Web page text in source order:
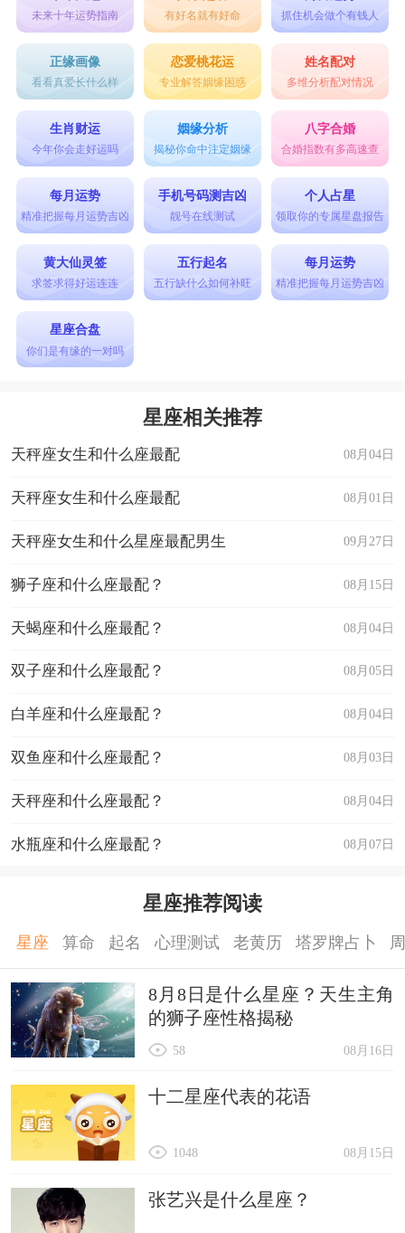
未来十年运势指南 有好名就有好命 抓住机会做个有钱人
正缘画像
看看真爱长什么样
恋爱桃花运
专业解答姻缘困惑
姓名配对
多维分析配对情况
生肖财运
今年你会走好运吗
姻缘分析
揭秘你命中注定姻缘
八字合婚
合婚指数有多高速查
每月运势
精准把握每月运势吉凶
手机号码测吉凶
靓号在线测试
个人占星
领取你的专属星盘报告
黄大仙灵签
求签求得好运连连
五行起名
五行缺什么如何补旺
每月运势
精准把握每月运势吉凶
星座合盘
你们是有缘的一对吗
星座相关推荐
08月04日
天秤座女生和什么座最配
08月01日
天秤座女生和什么座最配
09月27日
天秤座女生和什么星座最配男生
08月15日
狮子座和什么座最配？
08月04日
天蝎座和什么座最配？
08月05日
双子座和什么座最配？
08月04日
白羊座和什么座最配？
08月03日
双鱼座和什么座最配？
08月04日
天秤座和什么座最配？
08月07日
水瓶座和什么座最配？
星座推荐阅读
星座 算命 起名 心理测试 老黄历 塔罗牌占卜
8月8日是什么星座？天生主角
的狮子座性格揭秘
08月16日
58
十二星座代表的花语
08月15日
1048
张艺兴是什么星座？